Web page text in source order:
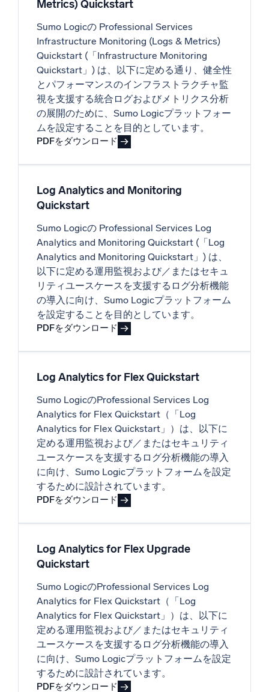
Metrics) Quickstart
Sumo Logicの Professional Services
Infrastructure Monitoring (Logs & Metrics)
Quickstart (「Infrastructure Monitoring
Quickstart」) は、以下に定める通り、健全性
とパフォーマンスのインフラストラクチャ監
視を支援する統合ログおよびメトリクス分析
の展開のために、Sumo Logicプラットフォー
ムを設定することを目的としています。
PDFをダウンロード
Log Analytics and Monitoring
Quickstart
Sumo Logicの Professional Services Log
Analytics and Monitoring Quickstart (「Log
Analytics and Monitoring Quickstart」) は、
以下に定める運用監視および／またはセキュ
リティユースケースを支援するログ分析機能
の導入に向け、Sumo Logicプラットフォーム
を設定することを目的としています。
PDFをダウンロード
Log Analytics for Flex Quickstart
Sumo LogicのProfessional Services Log
Analytics for Flex Quickstart（「Log
Analytics for Flex Quickstart」）は、以下に
定める運用監視および／またはセキュリティ
ユースケースを支援するログ分析機能の導入
に向け、Sumo Logicプラットフォームを設定
するために設計されています。
PDFをダウンロード
Log Analytics for Flex Upgrade
Quickstart
Sumo LogicのProfessional Services Log
Analytics for Flex Quickstart（「Log
Analytics for Flex Quickstart」）は、以下に
定める運用監視および／またはセキュリティ
ユースケースを支援するログ分析機能の導入
に向け、Sumo Logicプラットフォームを設定
するために設計されています。
PDFをダウンロード